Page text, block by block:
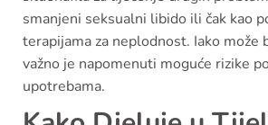
smanjeni seksualni libido ili čak kao
terapijama za neplodnost. Iako može
važno je napomenuti moguće rizike
upotrebama.